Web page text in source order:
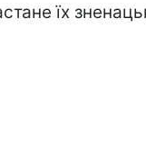
їх